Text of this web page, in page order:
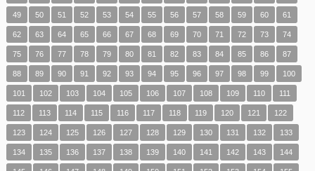
49 50 51 52 53 54 55 56 57 58 59 60 61
62 63 64 65 66 67 68 69 70 71 72 73 74
75 76 77 78 79 80 81 82 83 84 85 86 87
88 89 90 91 92 93 94 95 96 97 98 99 100
101 102 103 104 105 106 107 108 109 110 111
112 113 114 115 116 117 118 119 120 121 122
123 124 125 126 127 128 129 130 131 132 133
134 135 136 137 138 139 140 141 142 143 144